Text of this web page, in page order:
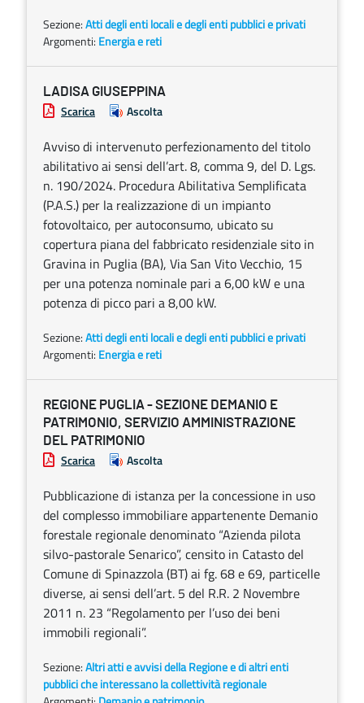
Sezione:Atti degli enti locali e degli enti pubblici e privati
Argomenti: Energia e reti
LADISA GIUSEPPINA
Scarica Ascolta
Avviso di intervenuto perfezionamento del titolo
abilitativo ai sensi dell’art. 8, comma 9, del D. Lgs.
n. 190/2024. Procedura Abilitativa Semplificata
(P.A.S.) per la realizzazione di un impianto
fotovoltaico, per autoconsumo, ubicato su
copertura piana del fabbricato residenziale sito in
Gravina in Puglia (BA), Via San Vito Vecchio, 15
per una potenza nominale pari a 6,00 kW e una
potenza di picco pari a 8,00 kW.
Sezione:Atti degli enti locali e degli enti pubblici e privati
Argomenti: Energia e reti
REGIONE PUGLIA - SEZIONE DEMANIO E
PATRIMONIO, SERVIZIO AMMINISTRAZIONE
DEL PATRIMONIO
Scarica Ascolta
Pubblicazione di istanza per la concessione in uso
del complesso immobiliare appartenente Demanio
forestale regionale denominato “Azienda pilota
silvo-pastorale Senarico”, censito in Catasto del
Comune di Spinazzola (BT) ai fg. 68 e 69, particelle
diverse, ai sensi dell’art. 5 del R.R. 2 Novembre
2011 n. 23 “Regolamento per l’uso dei beni
immobili regionali”.
Sezione:Altri atti e avvisi della Regione e di altri enti
pubblici che interessano la collettività regionale